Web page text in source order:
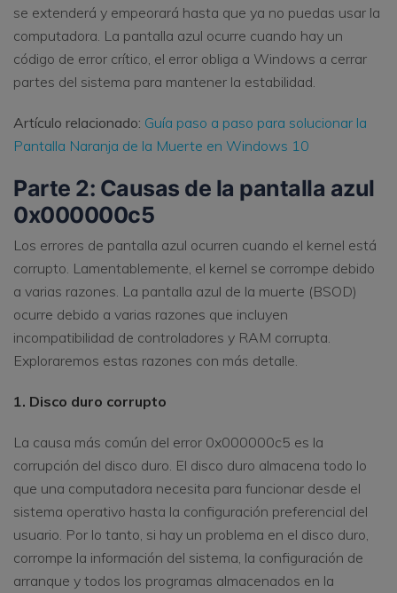
se extenderá y empeorará hasta que ya no puedas usar la
computadora. La pantalla azul ocurre cuando hay un
código de error crítico, el error obliga a Windows a cerrar
partes del sistema para mantener la estabilidad.
Artículo relacionado: Guía paso a paso para solucionar la
Pantalla Naranja de la Muerte en Windows 10
Parte 2: Causas de la pantalla azul
0x000000c5
Los errores de pantalla azul ocurren cuando el kernel está
corrupto. Lamentablemente, el kernel se corrompe debido
a varias razones. La pantalla azul de la muerte (BSOD)
ocurre debido a varias razones que incluyen
incompatibilidad de controladores y RAM corrupta.
Exploraremos estas razones con más detalle.
1. Disco duro corrupto
La causa más común del error 0x000000c5 es la
corrupción del disco duro. El disco duro almacena todo lo
que una computadora necesita para funcionar desde el
sistema operativo hasta la configuración preferencial del
usuario. Por lo tanto, si hay un problema en el disco duro,
corrompe la información del sistema, la configuración de
arranque y todos los programas almacenados en la